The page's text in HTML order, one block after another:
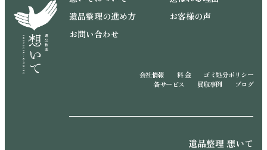
遺品整理の進め方
お客様の声
お問い合わせ
会社情報 料 金
ゴミ処分ポリシー
各サービス
買取事例 ブログ
遺品整理 想いて